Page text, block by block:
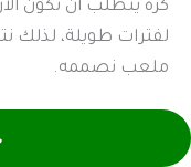
كرة يتطلب أن تكون
لفترات طويلة، لذلك
ملعب نصممه.
كذلك، إذا كنت بحاجة